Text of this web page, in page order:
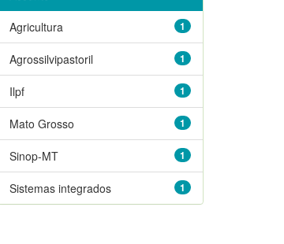
1
Agricultura
1
Agrossilvipastoril
1
Ilpf
1
Mato Grosso
1
Sinop-MT
1
Sistemas integrados